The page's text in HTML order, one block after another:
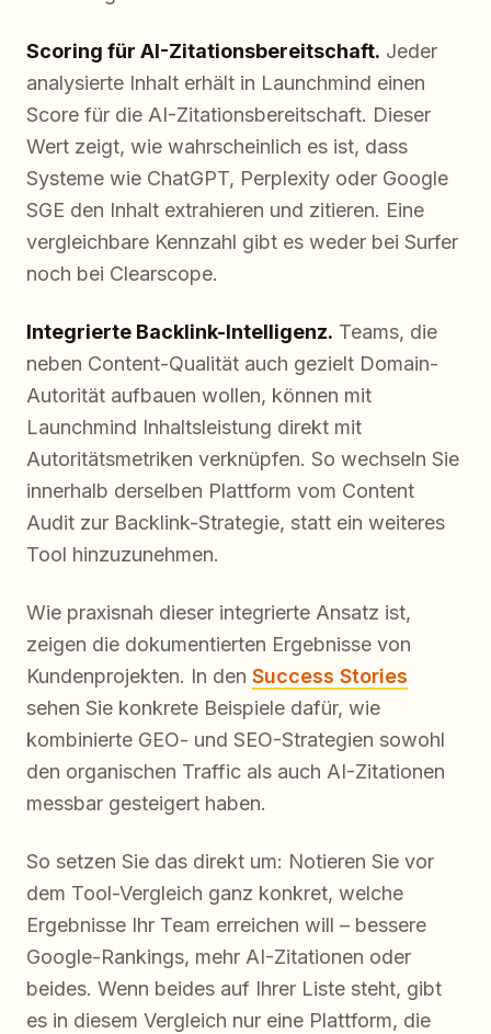
Scoring für AI-Zitationsbereitschaft. Jeder
analysierte Inhalt erhält in Launchmind einen
Score für die AI-Zitationsbereitschaft. Dieser
Wert zeigt, wie wahrscheinlich es ist, dass
Systeme wie ChatGPT, Perplexity oder Google
SGE den Inhalt extrahieren und zitieren. Eine
vergleichbare Kennzahl gibt es weder bei Surfer
noch bei Clearscope.
Integrierte Backlink-Intelligenz. Teams, die
neben Content-Qualität auch gezielt Domain-
Autorität aufbauen wollen, können mit
Launchmind Inhaltsleistung direkt mit
Autoritätsmetriken verknüpfen. So wechseln Sie
innerhalb derselben Plattform vom Content
Audit zur Backlink-Strategie, statt ein weiteres
Tool hinzuzunehmen.
Wie praxisnah dieser integrierte Ansatz ist,
zeigen die dokumentierten Ergebnisse von
Kundenprojekten. In den Success Stories
sehen Sie konkrete Beispiele dafür, wie
kombinierte GEO- und SEO-Strategien sowohl
den organischen Traffic als auch AI-Zitationen
messbar gesteigert haben.
So setzen Sie das direkt um: Notieren Sie vor
dem Tool-Vergleich ganz konkret, welche
Ergebnisse Ihr Team erreichen will – bessere
Google-Rankings, mehr AI-Zitationen oder
beides. Wenn beides auf Ihrer Liste steht, gibt
es in diesem Vergleich nur eine Plattform, die